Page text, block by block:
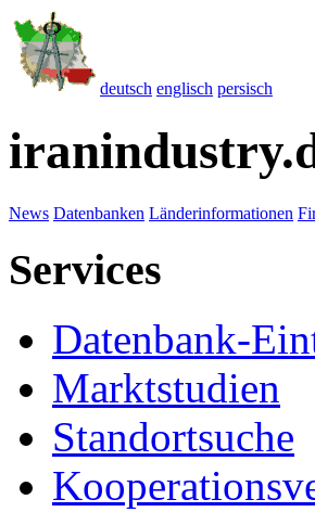
deutsch englisch persisch
News Datenbanken Länderinformationen
Services
Datenbank-
Marktstudien
Standortsuche